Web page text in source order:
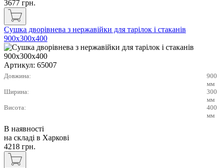
3677 грн.
Сушка дворівнева з нержавійки для тарілок і стаканів
900х300х400
Артикул: 65007
Довжина:
900
мм
Ширина:
300
мм
Висота:
400
мм
В наявності
на складі в Харкові
4218 грн.